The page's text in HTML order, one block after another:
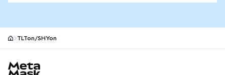
TLTon/SHYon